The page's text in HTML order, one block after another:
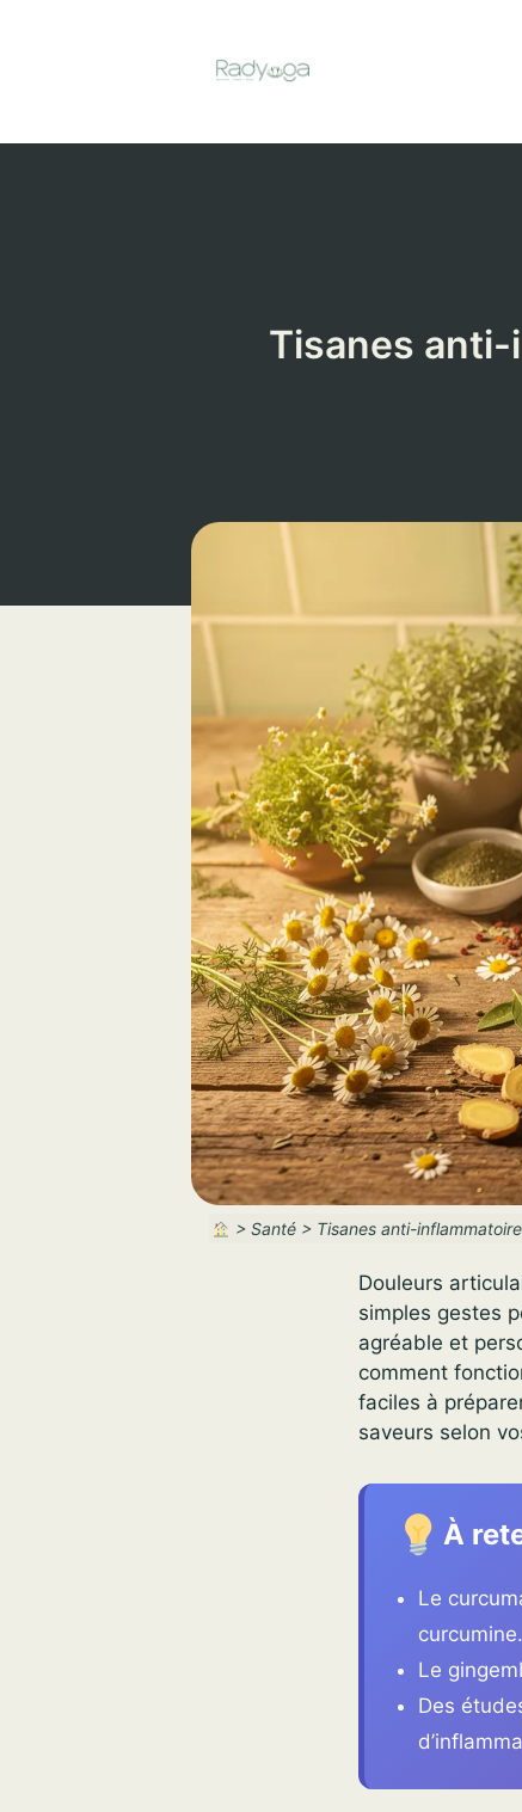
Tisanes anti-
> Santé> Tisanes anti-
Douleurs
simples gestes
agréable et
comment
faciles à
saveurs selon
À
Le
curcumine.
Le
Des